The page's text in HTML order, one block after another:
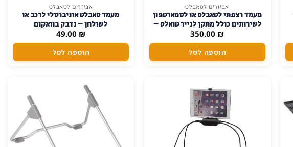
אביזרים לטאבלט
מעמד רצפתי לטאבלט או לסמארטפון
לשירותים כולל מתקן לנייר טואלט –
מעמד דקורטיבי ושימושי
350.00 ₪
הוספה לסל
אביזרים לטאבלט
מעמד טאבלט אוניברסלי לרכב או
לשולחן – נדבק בוואקום
49.00 ₪
הוספה לסל